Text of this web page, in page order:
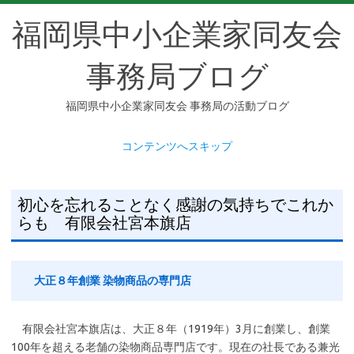
福岡県中小企業家同友会
事務局ブログ
福岡県中小企業家同友会 事務局の活動ブログ
コンテンツへスキップ
初心を忘れることなく感謝の気持ちでこれか
らも 有限会社宮本旗店
大正８年創業 染物商品の専門店
有限会社宮本旗店は、大正８年（1919年）3月に創業し、創業
100年を超える老舗の染物商品専門店です。現在の社長である兼光